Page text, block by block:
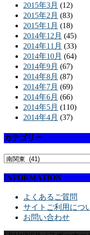
2015年3月 (12)
2015年2月 (83)
2015年1月 (18)
2014年12月 (45)
2014年11月 (33)
2014年10月 (64)
2014年9月 (67)
2014年8月 (87)
2014年7月 (69)
2014年6月 (66)
2014年5月 (110)
2014年4月 (37)
カテゴリー
INFORMATION
よくあるご質問
サイトご利用につ
お問い合わせ